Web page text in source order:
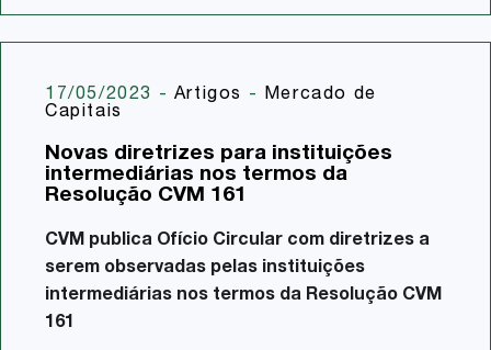
Twitter
Share
17/05/2023 - Artigos - Mercado de
Capitais
Novas diretrizes para instituições
intermediárias nos termos da
Resolução CVM 161
CVM publica Ofício Circular com diretrizes a
serem observadas pelas instituições
intermediárias nos termos da Resolução CVM
161